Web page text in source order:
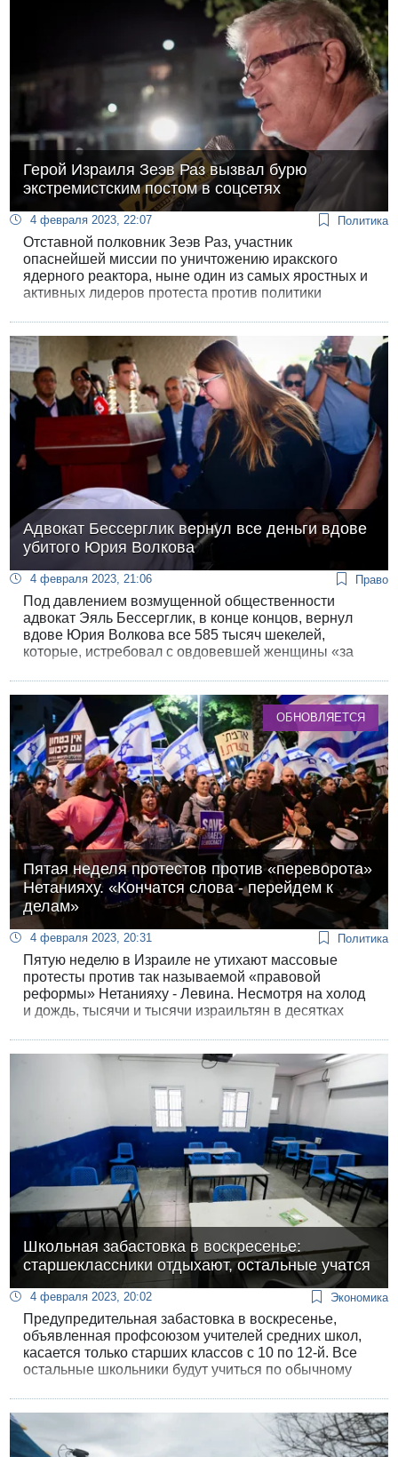
Герой Израиля Зеэв Раз вызвал бурю
экстремистским постом в соцсетях
4 февраля 2023, 22:07 Политика
Отставной полковник Зеэв Раз, участник
опаснейшей миссии по уничтожению иракского
ядерного реактора, ныне один из самых яростных и
активных лидеров протеста против политики
опубликовал в «Фейсбуке» пост, воспринятый как
прямой призыв к убийству премьер-министра.
Поняв, что сделал подарок своим врагам, Раз
удалил пост и назвал его «цитатой мнения, с
которым он не согласен».
Адвокат Бессерглик вернул все деньги вдове
убитого Юрия Волкова
4 февраля 2023, 21:06 Право
Под давлением возмущенной общественности
адвокат Эяль Бессерглик, в конце концов, вернул
вдове Юрия Волкова все 585 тысяч шекелей,
которые, истребовал с овдовевшей женщины «за
прикарманить почти две трети из тех 915 тысяч
шекелей, которые собрали добрые израильтяне для
осиротевшей семьи репатриантов.
ОБНОВЛЯЕТСЯ
Пятая неделя протестов против «переворота»
Нетанияху. «Кончатся слова - перейдем к
делам»
4 февраля 2023, 20:31 Политика
Пятую неделю в Израиле не утихают массовые
протесты против так называемой «правовой
реформы» Нетанияху - Левина. Несмотря на холод
и дождь, тысячи и тысячи израильтян в десятках
израильскими флагами. В Тель-Авиве протестующих
десятки тысяч, толпы снова заполнили всю улицу
Школьная забастовка в воскресенье:
старшеклассники отдыхают, остальные учатся
4 февраля 2023, 20:02 Экономика
Предупредительная забастовка в воскресенье,
объявленная профсоюзом учителей средних школ,
касается только старших классов с 10 по 12-й. Все
остальные школьники будут учиться по обычному
что их педагоги входят в Гистадрут учителей,
который уже заключил трудовое соглашение с
минфином накануне нынешнего учебного года.